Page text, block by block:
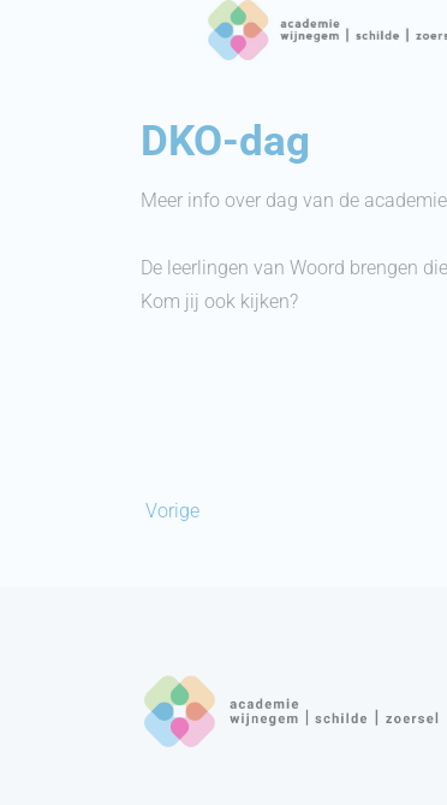
DKO-dag
Meer info over dag van de
De leerlingen van Woord brengen
Kom jij ook kijken?
Vorige